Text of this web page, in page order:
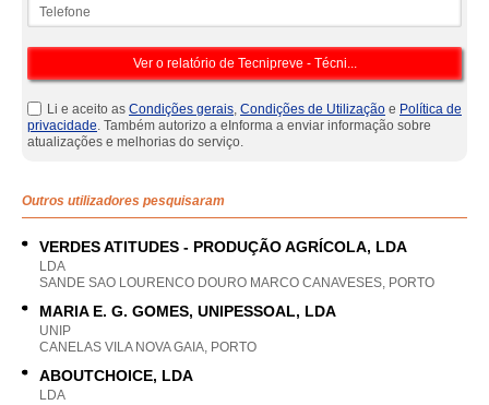
Li e aceito as Condições gerais, Condições de Utilização e Política de
privacidade. Também autorizo a eInforma a enviar informação sobre
atualizações e melhorias do serviço.
Outros utilizadores pesquisaram
VERDES ATITUDES - PRODUÇÃO AGRÍCOLA, LDA
LDA
SANDE SAO LOURENCO DOURO MARCO CANAVESES, PORTO
MARIA E. G. GOMES, UNIPESSOAL, LDA
UNIP
CANELAS VILA NOVA GAIA, PORTO
ABOUTCHOICE, LDA
LDA